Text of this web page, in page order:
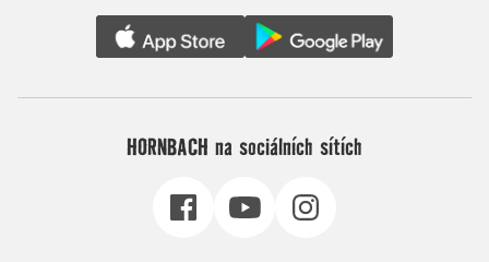
HORNBACH na sociálních sítích